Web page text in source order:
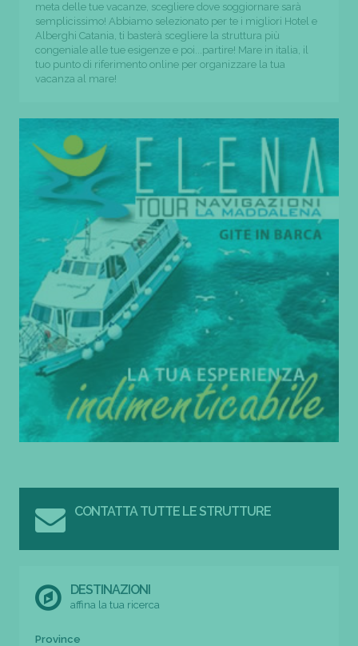
meta delle tue vacanze, scegliere dove soggiornare sarà
semplicissimo! Abbiamo selezionato per te i migliori Hotel e
Alberghi Catania, ti basterà scegliere la struttura più
congeniale alle tue esigenze e poi...partire! Mare in italia, il
tuo punto di riferimento online per organizzare la tua
vacanza al mare!
CONTATTA TUTTE LE STRUTTURE
DESTINAZIONI
affina la tua ricerca
Province